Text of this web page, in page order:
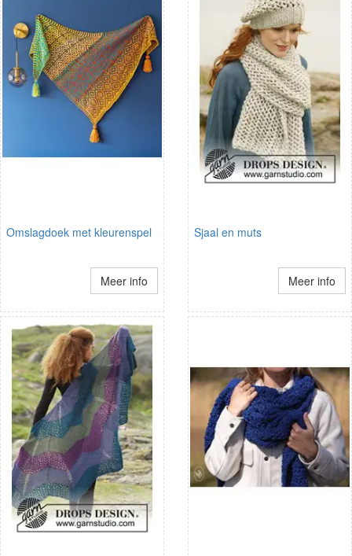
Omslagdoek met kleurenspel
Meer info
Sjaal en muts
Meer info